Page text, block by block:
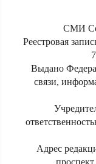
СМИ
Реестровая
Выдано
связи,
Адрес